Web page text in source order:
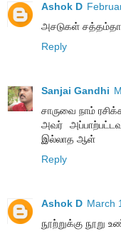
Ashok D
அசடுகள்
Reply
Sanjai Gandhi
சாருவை நாம்
அவர்
இல்லாத ஆள்
Reply
Ashok D March
நூற்றுக்கு நூறு